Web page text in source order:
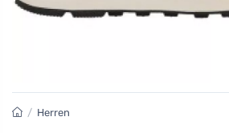
/ Herren